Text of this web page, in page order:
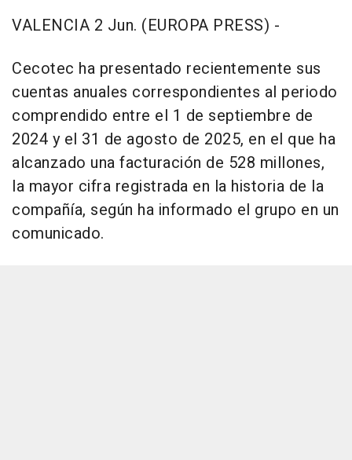
VALENCIA 2 Jun. (EUROPA PRESS) -
Cecotec ha presentado recientemente sus
cuentas anuales correspondientes al periodo
comprendido entre el 1 de septiembre de
2024 y el 31 de agosto de 2025, en el que ha
alcanzado una facturación de 528 millones,
la mayor cifra registrada en la historia de la
compañía, según ha informado el grupo en un
comunicado.